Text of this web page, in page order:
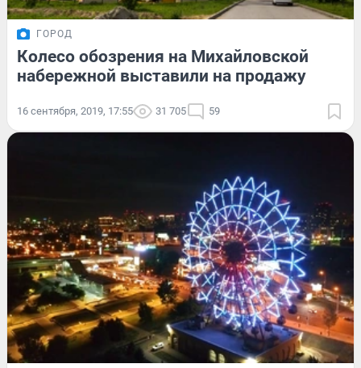
ГОРОД
Колесо обозрения на Михайловской
набережной выставили на продажу
16 сентября, 2019, 17:55 31 705 59